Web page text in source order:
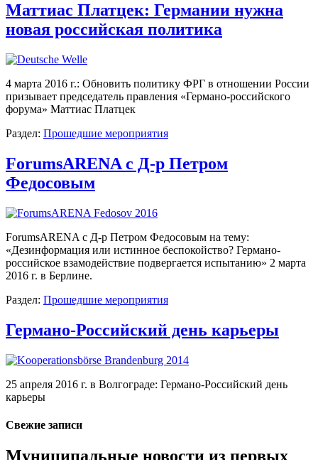
Маттиас Платцек: Германии нужна
новая российская политика
4 марта 2016 г.: Обновить политику ФРГ в отношении России
призывает председатель правления «Германо-российского
форума» Маттиас Платцек
Раздел: Прошедшие мероприятия
ForumsARENA с Д-р Петром
Федосовым
ForumsARENA с Д-р Петром Федосовым на тему:
«Дезинформация или истинное беспокойство? Германо-
российское взамодействие подвергается испытанию» 2 марта
2016 г. в Берлине.
Раздел: Прошедшие мероприятия
Германо-Российский день карьеры
25 апреля 2016 г. в Волгограде: Германо-Российский день
карьеры
Свежие записи
Муниципальные новости из первых